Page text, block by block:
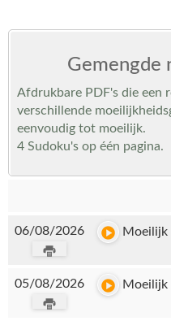
Gemengde
Afdrukbare PDF's die een
verschillende
eenvoudig tot moeilijk.
4 Sudoku's op één pagina.
06/08/2026 Moeilijk
05/08/2026 Moeilijk